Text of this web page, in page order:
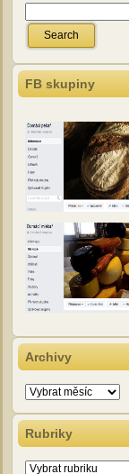
FB skupiny
Archivy
Archivy
Rubriky
Rubriky